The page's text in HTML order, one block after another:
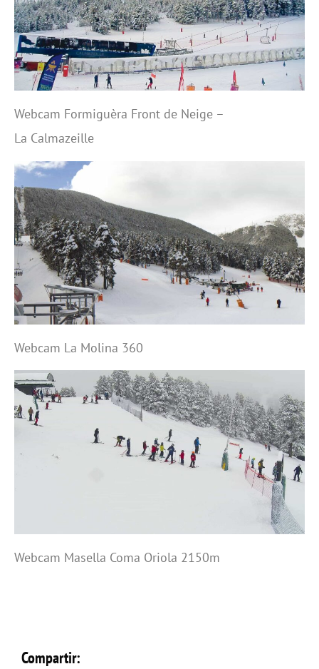
Webcam Formiguèra Front de Neige –
La Calmazeille
Webcam La Molina 360
Webcam Masella Coma Oriola 2150m
Compartir: